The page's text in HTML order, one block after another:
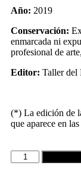
Año: 2019
Conservación:
enmarcada ni
profesional de
Editor: Taller del
(*) La edición de
que aparece en